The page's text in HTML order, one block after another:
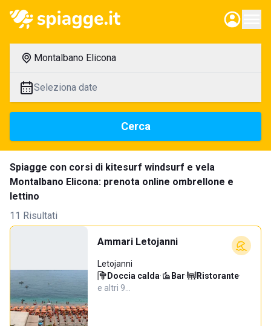
Montalbano Elicona
Seleziona date
Cerca
Spiagge con corsi di kitesurf windsurf e vela
Montalbano Elicona: prenota online ombrellone e
lettino
11 Risultati
Ammari Letojanni
Letojanni
Doccia calda· Bar· Ristorante·
e altri 9…